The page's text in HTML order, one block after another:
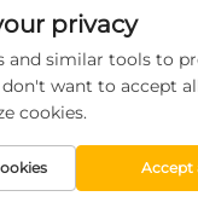
на місцевому та
privacy
and similar tools to
want to accept
cookies.
Accept